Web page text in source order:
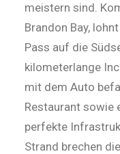
meistern sind.
Brandon Bay,
Pass auf die
kilometerlange
mit dem Auto
Restaurant sowie
perfekte
Strand brechen